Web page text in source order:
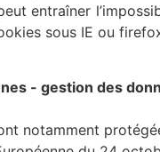
entraîner
sous IE ou
- gestion des
notamment